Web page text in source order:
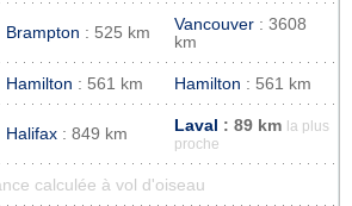
Brampton : 525 km Vancouver : 3608
km
Hamilton : 561 km Hamilton : 561 km
Halifax : 849 km Laval : 89 km
la plus
proche
calculée à vol d'oiseau